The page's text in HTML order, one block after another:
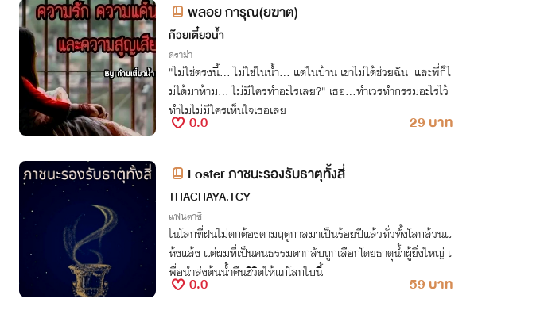
พลอย การุณ(ยฆาต)
ก๊วยเตี๋ยวน้ำ
ดราม่า
"ไม่ใช่ตรงนี้... ไม่ใช่ในน้ำ... แต่ในบ้าน เขาไม่ได้ช่วยฉัน และพี่ก็ไ
ม่ได้มาห้าม... ไม่มีใครทำอะไรเลย?" เธอ...ทำเวรทำกรรมอะไรไว้
ทำไมไม่มีใครเห็นใจเธอเลย
0.0 29 บาท
Foster ภาชนะรองรับธาตุทั้งสี่
THACHAYA.TCY
แฟนตาซี
ในโลกที่ฝนไม่ตกต้องตามฤดูกาลมาเป็นร้อยปีแล้วทั่วทั้งโลกล้วนแ
ห้งแล้ง แต่ผมที่เป็นคนธรรมดากลับถูกเลือกโดยธาตุน้ำผู้ยิ่งใหญ่ เ
พื่อนำส่งต้นน้ำคืนชีวิตให้แก่โลกใบนี้
0.0 59 บาท